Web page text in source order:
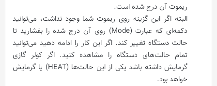
ریموت آن درج شده است.
البته اگر این گزینه روی ریموت شما وجود نداشت، می‌توانید
دکمه‌ای که عبارت (Mode) روی آن درج شده را بفشارید تا
حالت دستگاه تغییر کند. اگر این کار را ادامه دهید می‌توانید
تمام حالت‌های دستگاه را مشاهده کنید. اگر کولر گازی
گرمایش داشته باشد یکی از این حالت‌ها (HEAT) یا گرمایش
خواهد بود.